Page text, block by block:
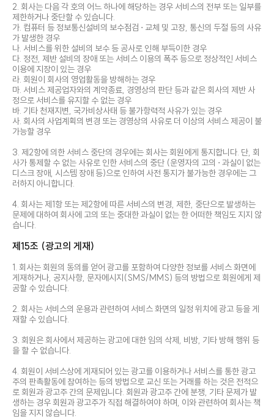
2. 회사는 다음 각 호의 어느 하나에 해당하는 경우 서비스의 전부 또는 일부를
제한하거나 중단할 수 있습니다.
가. 컴퓨터 등 정보통신설비의 보수점검 ⋅ 교체 및 고장, 통신의 두절 등의 사유
가 발생한 경우
나. 서비스를 위한 설비의 보수 등 공사로 인해 부득이한 경우
다. 정전, 제반 설비의 장애 또는 서비스 이용의 폭주 등으로 정상적인 서비스
이용에 지장이 있는 경우
라. 회원이 회사의 영업활동을 방해하는 경우
마. 서비스 제공업자와의 계약종료, 경영상의 판단 등과 같은 회사의 제반 사
정으로 서비스를 유지할 수 없는 경우
바. 기타 천재지변, 국가비상사태 등 불가항력적 사유가 있는 경우
사. 회사의 사업계획의 변경 또는 경영상의 사유로 더 이상의 서비스 제공이 불
가능할 경우
3. 제2항에 의한 서비스 중단의 경우에는 회사는 회원에게 통지합니다. 단, 회
사가 통제할 수 없는 사유로 인한 서비스의 중단 (운영자의 고의 ⋅ 과실이 없는
디스크 장애, 시스템 장애 등)으로 인하여 사전 통지가 불가능한 경우에는 그
러하지 아니합니다.
4. 회사는 제1항 또는 제2항에 따른 서비스의 변경, 제한, 중단으로 발생하는
문제에 대하여 회사에 고의 또는 중대한 과실이 없는 한 어떠한 책임도 지지 않
습니다.
제15조 (광고의 게재)
1. 회사는 회원의 동의를 얻어 광고를 포함하여 다양한 정보를 서비스 화면에
게재하거나, 공지사항, 문자메시지(SMS/MMS) 등의 방법으로 회원에게 제
공할 수 있습니다.
2. 회사는 서비스의 운용과 관련하여 서비스 화면의 일정 위치에 광고 등을 게
재할 수 있습니다.
3. 회원은 회사에서 제공하는 광고에 대한 임의 삭제, 비방, 기타 방해 행위 등
을 할 수 없습니다.
4. 회원이 서비스상에 게재되어 있는 광고를 이용하거나 서비스를 통한 광고
주의 판촉활동에 참여하는 등의 방법으로 교신 또는 거래를 하는 것은 전적으
로 회원과 광고주 간의 문제입니다. 회원과 광고주 간에 분쟁, 기타 문제가 발
생하는 경우 회원과 광고주가 직접 해결하여야 하며, 이와 관련하여 회사는 책
임을 지지 않습니다.